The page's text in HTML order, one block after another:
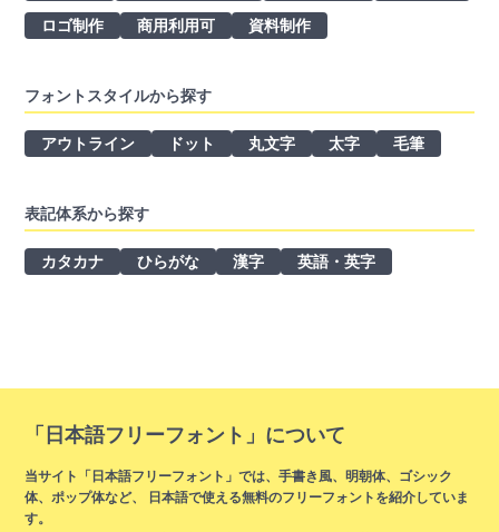
ロゴ制作
商用利用可 資料制作
フォントスタイルから探す
アウトライン ドット 丸文字 太字 毛筆
表記体系から探す
カタカナ ひらがな 漢字 英語・英字
「日本語フリーフォント」について
当サイト「日本語フリーフォント」では、手書き風、明朝体、ゴシック
体、ポップ体など、 日本語で使える無料のフリーフォントを紹介していま
す。